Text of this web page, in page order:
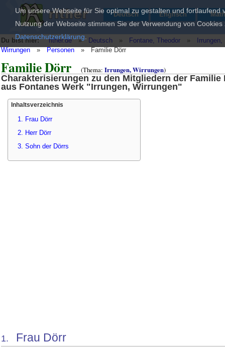
Deutsch Englisch
Du bist hier: rither.de » Deutsch » Fontane, Theodor »
Irrungen,
Wirrungen
» Personen » Familie Dörr
Familie Dörr (Thema: Irrungen, Wirrungen)
Charakterisierungen zu den Mitgliedern der Familie
aus Fontanes Werk "Irrungen, Wirrungen"
Inhaltsverzeichnis
1. Frau Dörr
2. Herr Dörr
3. Sohn der Dörrs
1. Frau Dörr
Um unsere Webseite für Sie optimal zu gestalten und
Nutzung der Webseite stimmen Sie der Verwendung von
Datenschutzerklärung.